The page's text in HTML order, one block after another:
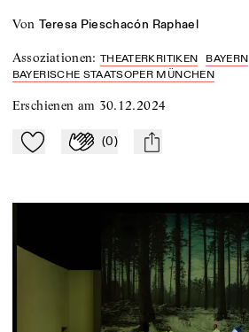
von Teresa Pieschacón Raphael
Assoziationen:THEATERKRITIKEN BAYERN
BAYERISCHE STAATSOPER MÜNCHEN
Erschienen am 30.12.2024
Zu Mein-TdZ hinzufügen
Applaudieren
(0) mail